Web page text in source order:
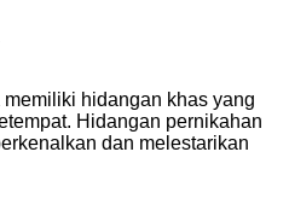
hidangan khas yang
Hidangan pernikahan
dan melestarikan